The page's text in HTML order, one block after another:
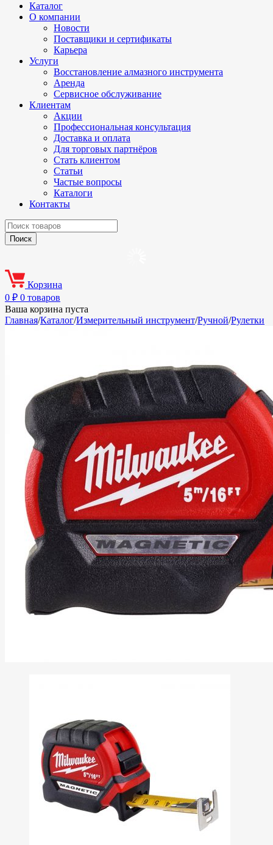
Каталог
О компании
Новости
Поставщики и сертификаты
Карьера
Услуги
Восстановление алмазного инструмента
Аренда
Сервисное обслуживание
Клиентам
Акции
Профессиональная консультация
Доставка и оплата
Для торговых партнёров
Стать клиентом
Статьи
Частые вопросы
Каталоги
Контакты
Корзина
0 ₽ 0 товаров
Ваша корзина пуста
Главная/Каталог/Измерительный инструмент/Ручной/Рулетки